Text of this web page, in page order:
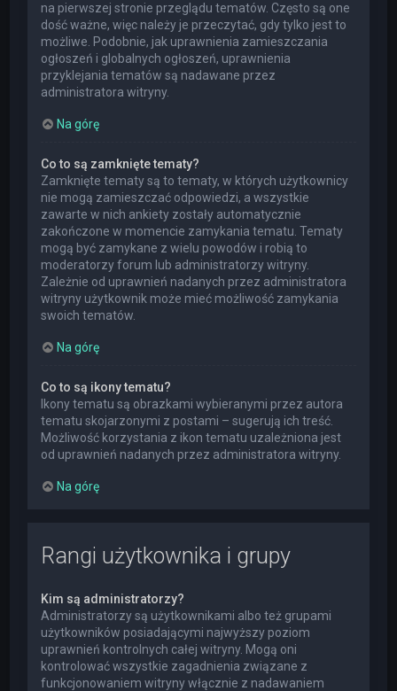
na pierwszej stronie przeglądu tematów. Często są one
dość ważne, więc należy je przeczytać, gdy tylko jest to
możliwe. Podobnie, jak uprawnienia zamieszczania
ogłoszeń i globalnych ogłoszeń, uprawnienia
przyklejania tematów są nadawane przez
administratora witryny.
Na górę
Co to są zamknięte tematy?
Zamknięte tematy są to tematy, w których użytkownicy
nie mogą zamieszczać odpowiedzi, a wszystkie
zawarte w nich ankiety zostały automatycznie
zakończone w momencie zamykania tematu. Tematy
mogą być zamykane z wielu powodów i robią to
moderatorzy forum lub administratorzy witryny.
Zależnie od uprawnień nadanych przez administratora
witryny użytkownik może mieć możliwość zamykania
swoich tematów.
Na górę
Co to są ikony tematu?
Ikony tematu są obrazkami wybieranymi przez autora
tematu skojarzonymi z postami – sugerują ich treść.
Możliwość korzystania z ikon tematu uzależniona jest
od uprawnień nadanych przez administratora witryny.
Na górę
Rangi użytkownika i grupy
Kim są administratorzy?
Administratorzy są użytkownikami albo też grupami
użytkowników posiadającymi najwyższy poziom
uprawnień kontrolnych całej witryny. Mogą oni
kontrolować wszystkie zagadnienia związane z
funkcjonowaniem witryny włącznie z nadawaniem